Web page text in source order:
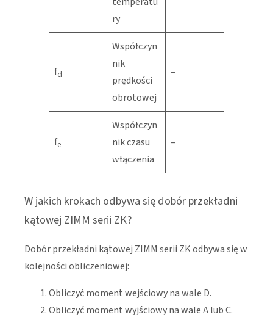
ry
fd
Współczyn
nik
prędkości
obrotowej
–
fe
Współczyn
nik czasu
włączenia
–
W jakich krokach odbywa się dobór przekładni
kątowej ZIMM serii ZK?
Dobór przekładni kątowej ZIMM serii ZK odbywa się w
kolejności obliczeniowej:
Obliczyć moment wejściowy na wale D.
Obliczyć moment wyjściowy na wale A lub C.